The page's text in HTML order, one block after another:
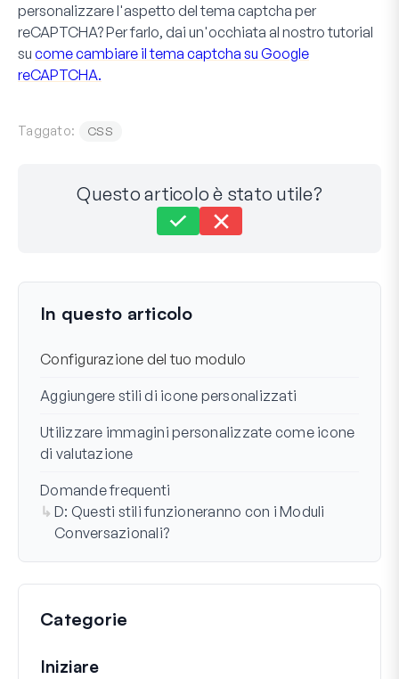
personalizzare l'aspetto del tema captcha per
reCAPTCHA? Per farlo, dai un'occhiata al nostro tutorial
su come cambiare il tema captcha su Google
reCAPTCHA.
Taggato: CSS
Questo articolo è stato utile?
Ultimo aggiornamento il 17 nov 2024
In questo articolo
Configurazione del tuo modulo
Aggiungere stili di icone personalizzati
Utilizzare immagini personalizzate come icone
di valutazione
Domande frequenti
D: Questi stili funzioneranno con i Moduli
Conversazionali?
Categorie
Iniziare